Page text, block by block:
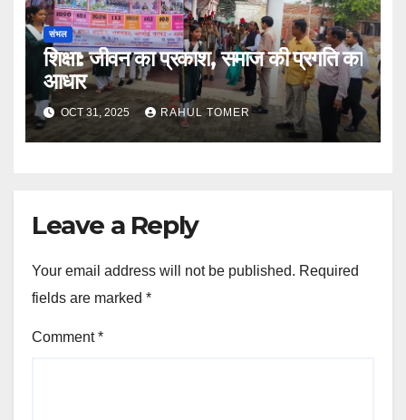
संभल
शिक्षा: जीवन का प्रकाश, समाज की प्रगति का
आधार
OCT 31, 2025 RAHUL TOMER
Leave a Reply
Your email address will not be published. Required
fields are marked *
Comment*